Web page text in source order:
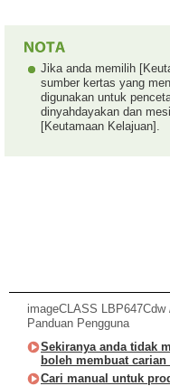
Jika anda memilih
sumber kertas yang
digunakan untuk
dinyahdayakan dan
[Keutamaan Kelajuan].
imageCLASS LBP647Cdw
Panduan Pengguna
Sekiranya anda tidak
boleh membuat
Cari manual untuk